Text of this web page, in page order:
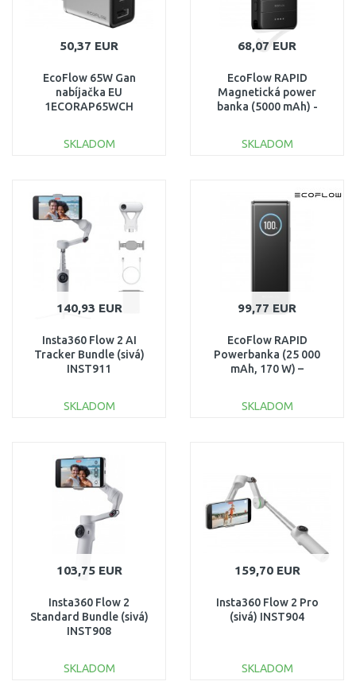
50,37 EUR
EcoFlow 65W Gan
nabíjačka EU
1ECORAP65WCH
SKLADOM
Porovnať
68,07 EUR
EcoFlow RAPID
Magnetická power
banka (5000 mAh) -
SKLADOM
Porovnať
140,93 EUR
Insta360 Flow 2 AI
Tracker Bundle (sivá)
INST911
SKLADOM
Porovnať
99,77 EUR
EcoFlow RAPID
Powerbanka (25 000
mAh, 170 W) –
EU
SKLADOM
103,75 EUR
Insta360 Flow 2
Standard Bundle (sivá)
INST908
SKLADOM
159,70 EUR
Insta360 Flow 2 Pro
(sivá) INST904
SKLADOM